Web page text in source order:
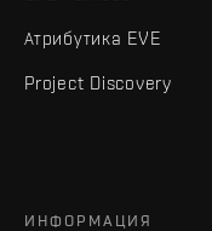
Атрибутика EVE
Project Discovery
ИНФОРМАЦИЯ